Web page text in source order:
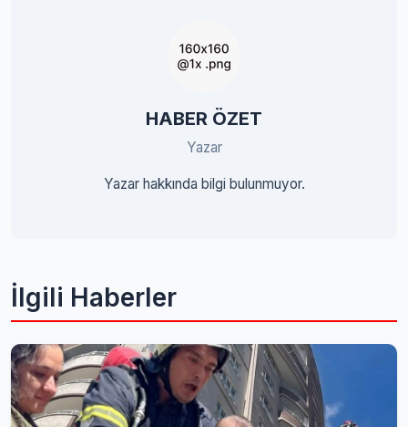
HABER ÖZET
Yazar
Yazar hakkında bilgi bulunmuyor.
İlgili Haberler